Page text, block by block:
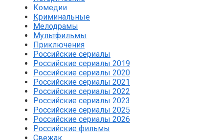
Комедии
Криминальные
Мелодрамы
Мультфильмы
Приключения
Российские сериалы
Российские сериалы 2019
Российские сериалы 2020
Российские сериалы 2021
Российские сериалы 2022
Российские сериалы 2023
Российские сериалы 2025
Российские сериалы 2026
Российские фильмы
Свежак